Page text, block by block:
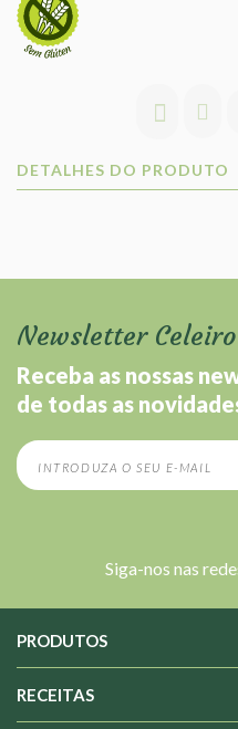
DETALHES DO PRODUTO
Newsletter Celeiro
Receba as nossas
de todas as
Siga-nos nas
PRODUTOS
RECEITAS